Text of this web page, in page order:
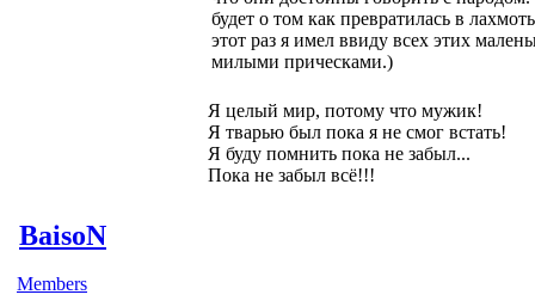
будет о том как превратилась в
этот раз я имел ввиду всех этих
милыми прическами.)
Я целый мир, потому что мужик!
Я тварью был пока я не смог встать!
Я буду помнить пока не забыл...
Пока не забыл всё!!!
BaisoN
Members